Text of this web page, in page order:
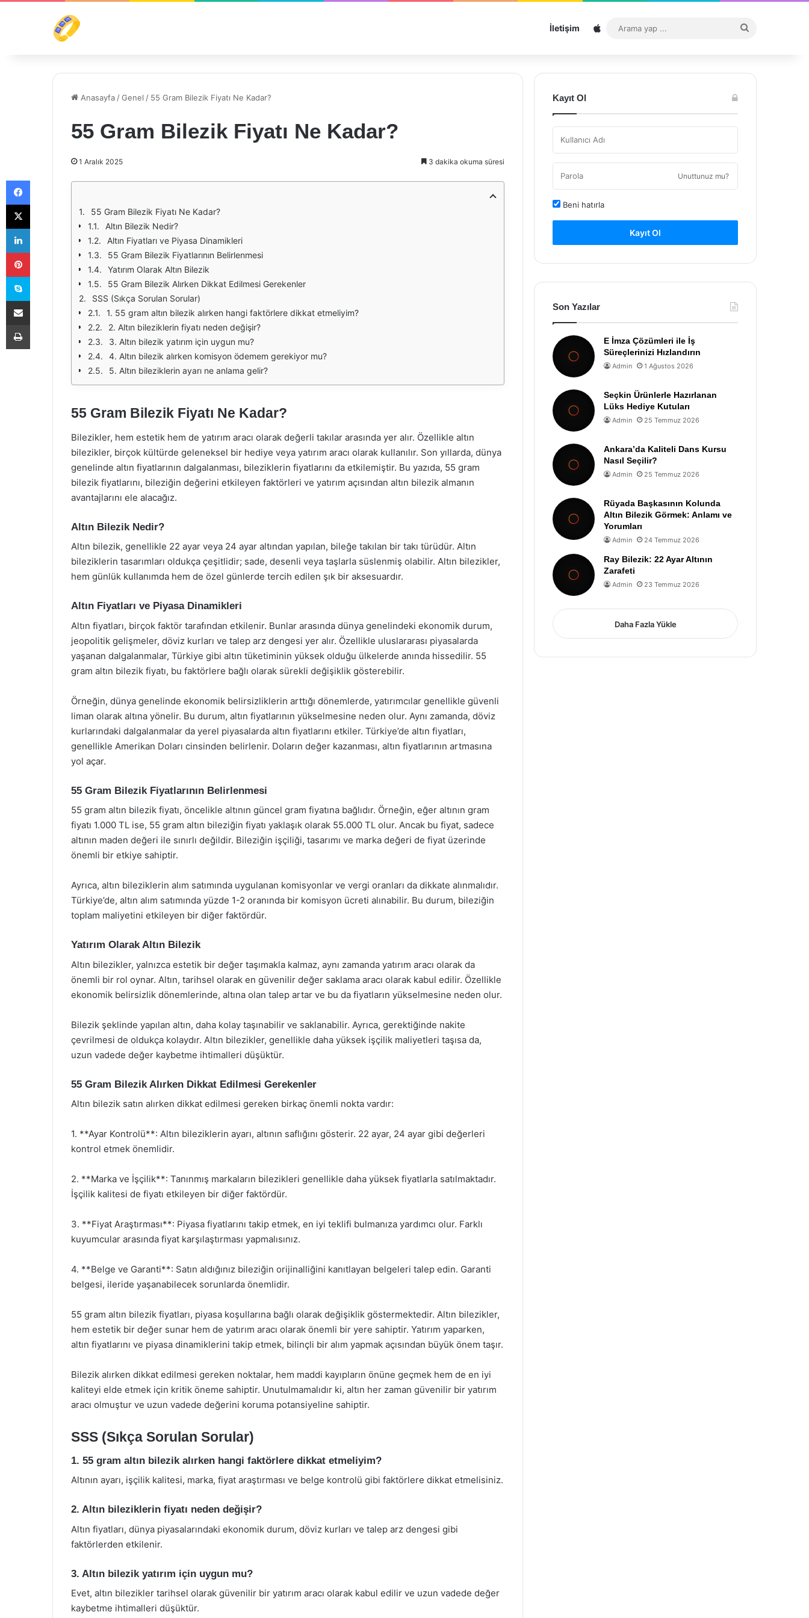
İletişim Sitemap
...
Anasayfa /Genel / 55 Gram Bilezik Fiyatı Ne Kadar?
55 Gram Bilezik Fiyatı Ne Kadar?
1 Aralık 2025 3 dakika okuma süresi
55 Gram Bilezik Fiyatı Ne Kadar?
Altın Bilezik Nedir?
Altın Fiyatları ve Piyasa Dinamikleri
55 Gram Bilezik Fiyatlarının Belirlenmesi
Yatırım Olarak Altın Bilezik
55 Gram Bilezik Alırken Dikkat Edilmesi Gerekenler
SSS (Sıkça Sorulan Sorular)
1. 55 gram altın bilezik alırken hangi faktörlere dikkat etmeliyim?
2. Altın bileziklerin fiyatı neden değişir?
3. Altın bilezik yatırım için uygun mu?
4. Altın bilezik alırken komisyon ödemem gerekiyor mu?
5. Altın bileziklerin ayarı ne anlama gelir?
55 Gram Bilezik Fiyatı Ne Kadar?
Bilezikler, hem estetik hem de yatırım aracı olarak değerli takılar arasında yer alır. Özellikle altın
bilezikler, birçok kültürde geleneksel bir hediye veya yatırım aracı olarak kullanılır. Son yıllarda, dünya
genelinde altın fiyatlarının dalgalanması, bileziklerin fiyatlarını da etkilemiştir. Bu yazıda, 55 gram
bilezik fiyatlarını, bileziğin değerini etkileyen faktörleri ve yatırım açısından altın bilezik almanın
avantajlarını ele alacağız.
Altın Bilezik Nedir?
Altın bilezik, genellikle 22 ayar veya 24 ayar altından yapılan, bileğe takılan bir takı türüdür. Altın
bileziklerin tasarımları oldukça çeşitlidir; sade, desenli veya taşlarla süslenmiş olabilir. Altın bilezikler,
hem günlük kullanımda hem de özel günlerde tercih edilen şık bir aksesuardır.
Altın Fiyatları ve Piyasa Dinamikleri
Altın fiyatları, birçok faktör tarafından etkilenir. Bunlar arasında dünya genelindeki ekonomik durum,
jeopolitik gelişmeler, döviz kurları ve talep arz dengesi yer alır. Özellikle uluslararası piyasalarda
yaşanan dalgalanmalar, Türkiye gibi altın tüketiminin yüksek olduğu ülkelerde anında hissedilir. 55
gram altın bilezik fiyatı, bu faktörlere bağlı olarak sürekli değişiklik gösterebilir.
Örneğin, dünya genelinde ekonomik belirsizliklerin arttığı dönemlerde, yatırımcılar genellikle güvenli
liman olarak altına yönelir. Bu durum, altın fiyatlarının yükselmesine neden olur. Aynı zamanda, döviz
kurlarındaki dalgalanmalar da yerel piyasalarda altın fiyatlarını etkiler. Türkiye’de altın fiyatları,
genellikle Amerikan Doları cinsinden belirlenir. Doların değer kazanması, altın fiyatlarının artmasına
yol açar.
55 Gram Bilezik Fiyatlarının Belirlenmesi
55 gram altın bilezik fiyatı, öncelikle altının güncel gram fiyatına bağlıdır. Örneğin, eğer altının gram
fiyatı 1.000 TL ise, 55 gram altın bileziğin fiyatı yaklaşık olarak 55.000 TL olur. Ancak bu fiyat, sadece
altının maden değeri ile sınırlı değildir. Bileziğin işçiliği, tasarımı ve marka değeri de fiyat üzerinde
önemli bir etkiye sahiptir.
Ayrıca, altın bileziklerin alım satımında uygulanan komisyonlar ve vergi oranları da dikkate alınmalıdır.
Türkiye’de, altın alım satımında yüzde 1-2 oranında bir komisyon ücreti alınabilir. Bu durum, bileziğin
toplam maliyetini etkileyen bir diğer faktördür.
Yatırım Olarak Altın Bilezik
Altın bilezikler, yalnızca estetik bir değer taşımakla kalmaz, aynı zamanda yatırım aracı olarak da
önemli bir rol oynar. Altın, tarihsel olarak en güvenilir değer saklama aracı olarak kabul edilir. Özellikle
ekonomik belirsizlik dönemlerinde, altına olan talep artar ve bu da fiyatların yükselmesine neden olur.
Bilezik şeklinde yapılan altın, daha kolay taşınabilir ve saklanabilir. Ayrıca, gerektiğinde nakite
çevrilmesi de oldukça kolaydır. Altın bilezikler, genellikle daha yüksek işçilik maliyetleri taşısa da,
uzun vadede değer kaybetme ihtimalleri düşüktür.
55 Gram Bilezik Alırken Dikkat Edilmesi Gerekenler
Altın bilezik satın alırken dikkat edilmesi gereken birkaç önemli nokta vardır:
1. **Ayar Kontrolü**: Altın bileziklerin ayarı, altının saflığını gösterir. 22 ayar, 24 ayar gibi değerleri
kontrol etmek önemlidir.
2. **Marka ve İşçilik**: Tanınmış markaların bilezikleri genellikle daha yüksek fiyatlarla satılmaktadır.
İşçilik kalitesi de fiyatı etkileyen bir diğer faktördür.
3. **Fiyat Araştırması**: Piyasa fiyatlarını takip etmek, en iyi teklifi bulmanıza yardımcı olur. Farklı
kuyumcular arasında fiyat karşılaştırması yapmalısınız.
4. **Belge ve Garanti**: Satın aldığınız bileziğin orijinalliğini kanıtlayan belgeleri talep edin. Garanti
belgesi, ileride yaşanabilecek sorunlarda önemlidir.
55 gram altın bilezik fiyatları, piyasa koşullarına bağlı olarak değişiklik göstermektedir. Altın bilezikler,
hem estetik bir değer sunar hem de yatırım aracı olarak önemli bir yere sahiptir. Yatırım yaparken,
altın fiyatlarını ve piyasa dinamiklerini takip etmek, bilinçli bir alım yapmak açısından büyük önem taşır.
Bilezik alırken dikkat edilmesi gereken noktalar, hem maddi kayıpların önüne geçmek hem de en iyi
kaliteyi elde etmek için kritik öneme sahiptir. Unutulmamalıdır ki, altın her zaman güvenilir bir yatırım
aracı olmuştur ve uzun vadede değerini koruma potansiyeline sahiptir.
SSS (Sıkça Sorulan Sorular)
1. 55 gram altın bilezik alırken hangi faktörlere dikkat etmeliyim?
Altının ayarı, işçilik kalitesi, marka, fiyat araştırması ve belge kontrolü gibi faktörlere dikkat etmelisiniz.
2. Altın bileziklerin fiyatı neden değişir?
Altın fiyatları, dünya piyasalarındaki ekonomik durum, döviz kurları ve talep arz dengesi gibi
faktörlerden etkilenir.
3. Altın bilezik yatırım için uygun mu?
Evet, altın bilezikler tarihsel olarak güvenilir bir yatırım aracı olarak kabul edilir ve uzun vadede değer
kaybetme ihtimalleri düşüktür.
Kayıt Ol
Unuttunuz mu?
Beni hatırla
Kayıt Ol
Son Yazılar
E İmza Çözümleri ile İş
Süreçlerinizi Hızlandırın
Admin 1 Ağustos 2026
Seçkin Ürünlerle Hazırlanan
Lüks Hediye Kutuları
Admin 25 Temmuz 2026
Ankara’da Kaliteli Dans Kursu
Nasıl Seçilir?
Admin 25 Temmuz 2026
Rüyada Başkasının Kolunda
Altın Bilezik Görmek: Anlamı ve
Yorumları
Admin 24 Temmuz 2026
Ray Bilezik: 22 Ayar Altının
Zarafeti
Admin 23 Temmuz 2026
Daha Fazla Yükle
Facebook
X
LinkedIn
Pinterest
Skype
E-Posta ile paylaş